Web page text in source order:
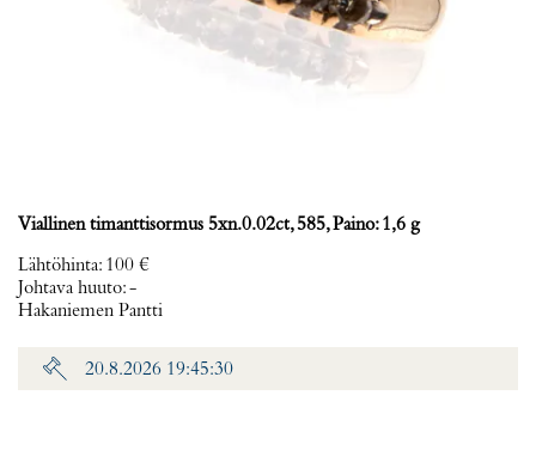
Viallinen timanttisormus 5xn.0.02ct, 585, Paino: 1,6 g
Lähtöhinta: 100 €
Johtava huuto:-
Hakaniemen Pantti
20.8.2026 19:45:30